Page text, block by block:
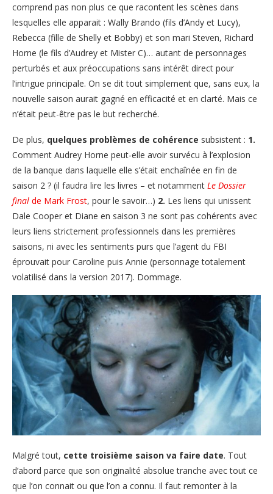
comprend pas non plus ce que racontent les scènes dans
lesquelles elle apparait : Wally Brando (fils d’Andy et Lucy),
Rebecca (fille de Shelly et Bobby) et son mari Steven, Richard
Horne (le fils d’Audrey et Mister C)… autant de personnages
perturbés et aux préoccupations sans intérêt direct pour
l’intrigue principale. On se dit tout simplement que, sans eux, la
nouvelle saison aurait gagné en efficacité et en clarté. Mais ce
n’était peut-être pas le but recherché.
De plus, quelques problèmes de cohérence subsistent : 1.
Comment Audrey Horne peut-elle avoir survécu à l’explosion
de la banque dans laquelle elle s’était enchaînée en fin de
saison 2 ? (il faudra lire les livres – et notamment Le Dossier
final de Mark Frost, pour le savoir…) 2. Les liens qui unissent
Dale Cooper et Diane en saison 3 ne sont pas cohérents avec
leurs liens strictement professionnels dans les premières
saisons, ni avec les sentiments purs que l’agent du FBI
éprouvait pour Caroline puis Annie (personnage totalement
volatilisé dans la version 2017). Dommage.
Malgré tout, cette troisième saison va faire date. Tout
d’abord parce que son originalité absolue tranche avec tout ce
que l’on connait ou que l’on a connu. Il faut remonter à la